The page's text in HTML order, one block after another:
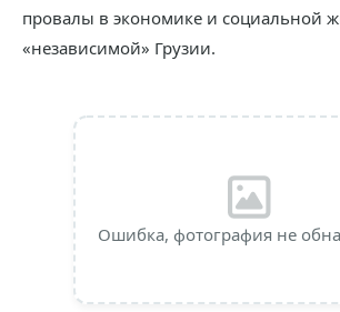
провалы в экономике и социальной
«независимой» Грузии.
Ошибка, фотография не